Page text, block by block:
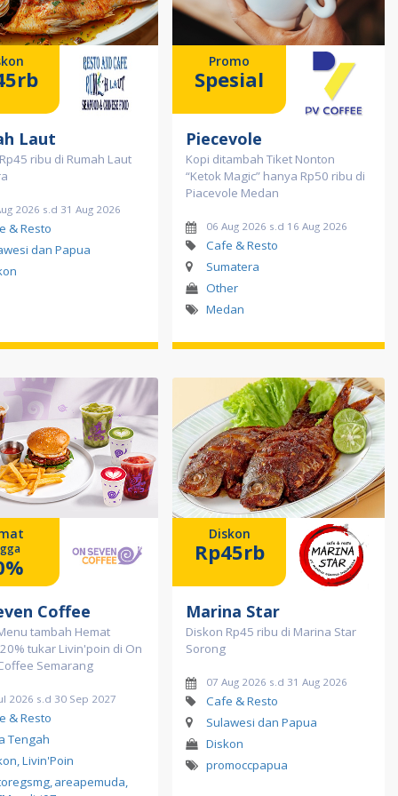
Laut
ribu di Rumah Laut
2026 s.d 31 Aug 2026
& Resto
dan Papua
Promo
Spesial
Piecevole
Kopi ditambah Tiket Nonton
“Ketok Magic” hanya Rp50 ribu di
Piacevole Medan
06 Aug 2026 s.d 16 Aug 2026
Cafe & Resto
Sumatera
Other
Medan
Coffee
tambah Hemat
tukar Livin'poin di On
Semarang
2026 s.d 30 Sep 2027
& Resto
Tengah
Livin'Poin
,areapemuda,
Diskon
Rp45rb
Marina Star
Diskon Rp45 ribu di Marina Star
Sorong
07 Aug 2026 s.d 31 Aug 2026
Cafe & Resto
Sulawesi dan Papua
Diskon
promoccpapua